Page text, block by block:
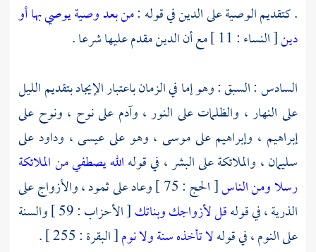
. كتقديم الوصية على الدين في قوله :من بعد وصية يوصي بها أو
دين[ النساء : 11 ] مع أن الدين مقدم عليها شرعا .
السادس : السبق : وهو إما في الزمان باعتبار الإيجاد بتقديم الليل
على النهار ، والظلمات على النور ، وآدم علىنوح ، ونوح على
إبراهيم ، وإبراهيمعلىموسى ، وهو علىعيسى، وداودعلى
سليمان، والملائكة على البشر ، في قولهالله يصطفي من الملائكة
رسلا ومن الناس[ الحج : 75 ] وعادعلىثمود، والأزواج على
الذرية ، في قولهقل لأزواجك وبناتك
[ الأحزاب : 59 ] والسنة
على النوم ، في قولهلا تأخذه سنة ولا نوم[ البقرة : 255 ] .